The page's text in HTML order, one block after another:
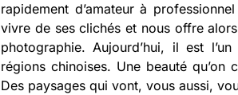
rapidement d’amateur à
vivre de ses clichés et nous offre
photographie. Aujourd’hui, il est
régions chinoises. Une beauté qu’on
Des paysages qui vont, vous aussi,